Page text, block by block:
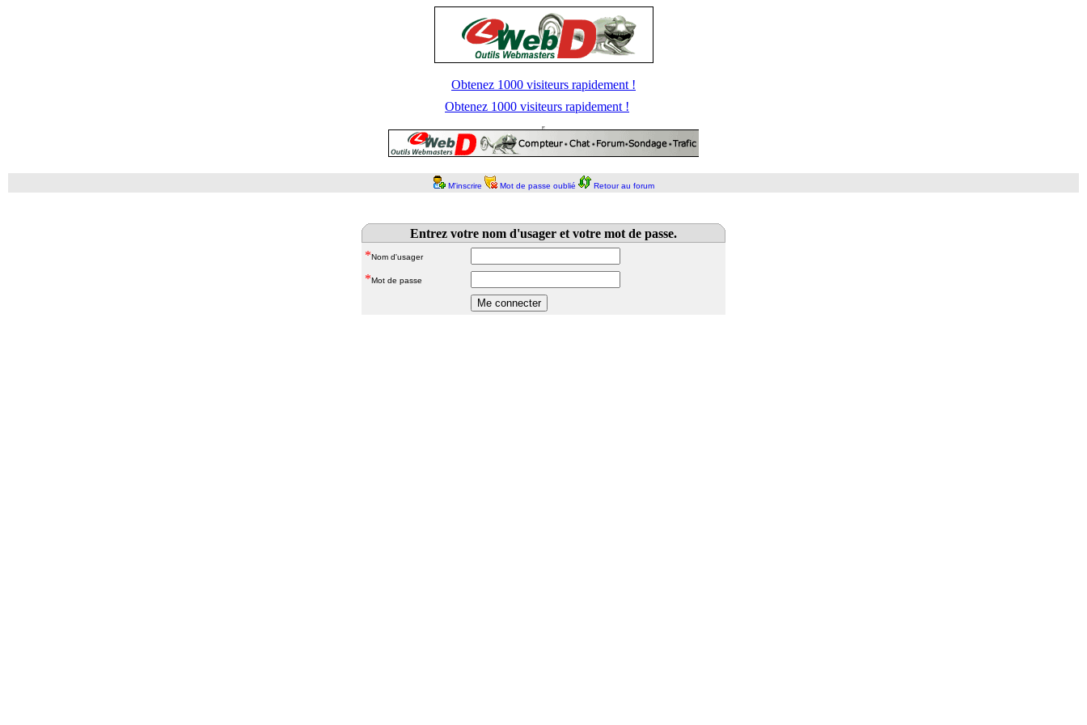
Obtenez 1000 visiteurs rapidement !
Obtenez 1000 visiteurs rapidement !
M'inscrire Mot de passe oublié Retour au forum
Entrez votre nom d'usager et votre mot de passe.
*Nom d'usager
*Mot de passe